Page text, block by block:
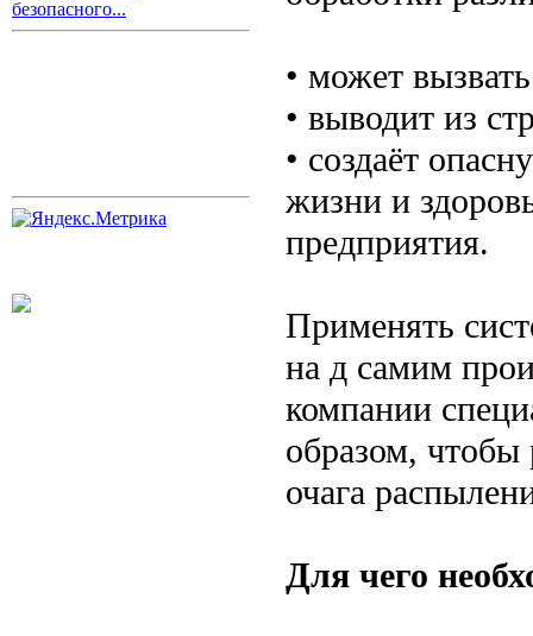
безопасного...
• может
• выводит из
• создаёт
жизни и
предприятия.
Применять
на д самим
компании
образом, чтобы
очага
Для чего